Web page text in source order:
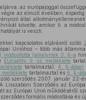
az európajoggal
az elmúlt években, éspedig
által
követte, amikor ti. a
is veszti.
kapcsolatos eljárásról szóló
Unióhoz – több más
módosította (amelynek 3. §-a
EUcsatltv. II. sz. melléklete
tartalmazta),4. §-ában
melléklete tartalmazta) és 6. §-
szerződés 2007. január
Lisszaboni Szerződés az
az Európai Unió működéséről
formális módosítása és